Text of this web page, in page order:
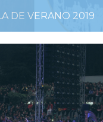
DE VERANO 2019